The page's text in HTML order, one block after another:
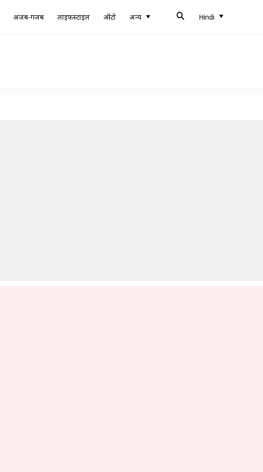
अजब-गजब लाइफस्टाइल ऑटो अन्य Hindi